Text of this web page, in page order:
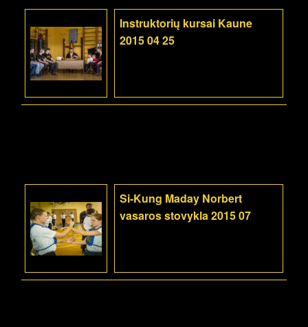
Instruktorių kursai Kaune
2015 04 25
Si-Kung Maday Norbert
vasaros stovykla 2015 07